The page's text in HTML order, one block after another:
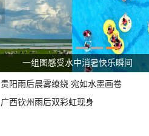
一组图感受水中消暑快乐瞬间
贵阳雨后晨雾缭绕 宛如水墨画卷
广西钦州雨后双彩虹现身